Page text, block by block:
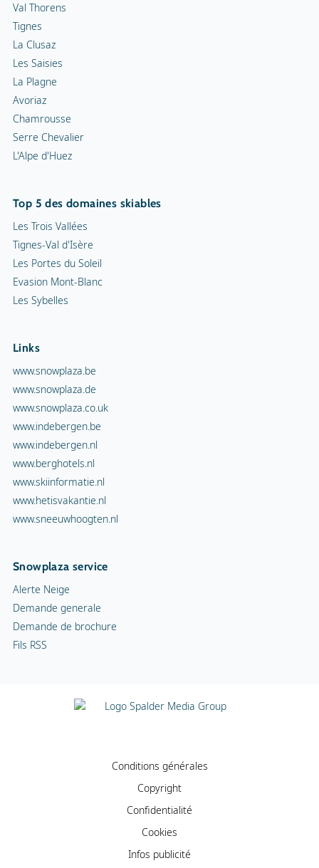
Val Thorens
Tignes
La Clusaz
Les Saisies
La Plagne
Avoriaz
Chamrousse
Serre Chevalier
L'Alpe d'Huez
Top 5 des domaines skiables
Les Trois Vallées
Tignes-Val d'Isère
Les Portes du Soleil
Evasion Mont-Blanc
Les Sybelles
Links
www.snowplaza.be
www.snowplaza.de
www.snowplaza.co.uk
www.indebergen.be
www.indebergen.nl
www.berghotels.nl
www.skiinformatie.nl
www.hetisvakantie.nl
www.sneeuwhoogten.nl
Snowplaza service
Alerte Neige
Demande generale
Demande de brochure
Fils RSS
Conditions générales
Copyright
Confidentialité
Cookies
Infos publicité